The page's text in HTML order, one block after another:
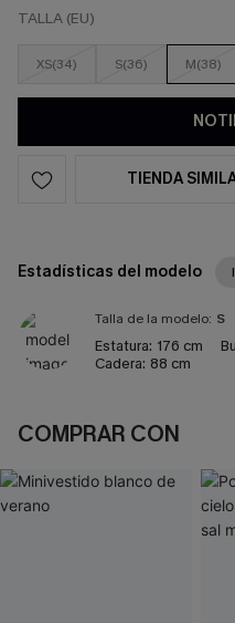
TALLA (EU)
XS(34) S(36) M(38)
TIENDA
Estadísticas del modelo
Talla de la modelo: S
Estatura: 176 cm
Cadera: 88 cm
COMPRAR CON